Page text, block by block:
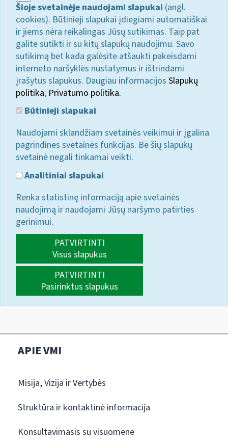
Šioje svetainėje naudojami slapukai (angl.
cookies). Būtinieji slapukai įdiegiami automatiškai
ir jiems nėra reikalingas Jūsų sutikimas. Taip pat
galite sutikti ir su kitų slapukų naudojimu. Savo
sutikimą bet kada galėsite atšaukti pakeisdami
interneto naršyklės nustatymus ir ištrindami
įrašytus slapukus. Daugiau informacijos Slapukų
politika; Privatumo politika.
Būtinieji slapukai
Naudojami sklandžiam svetainės veikimui ir įgalina
pagrindines svetainės funkcijas. Be šių slapukų
svetainė negali tinkamai veikti.
Analitiniai slapukai
Renka statistinę informaciją apie svetainės
naudojimą ir naudojami Jūsų naršymo patirties
gerinimui.
PATVIRTINTI
Visus slapukus
PATVIRTINTI
Pasirinktus slapukus
APIE VMI
Misija, Vizija ir Vertybės
Struktūra ir kontaktinė informacija
Konsultavimasis su visuomene